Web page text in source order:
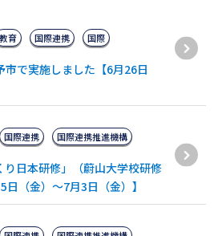
で実施しました【6月26日
教育 国際連携 国際
日本研修」（蔚山大学校研修
（金）～7月3日（金）】
国際連携 国際連携推進機構